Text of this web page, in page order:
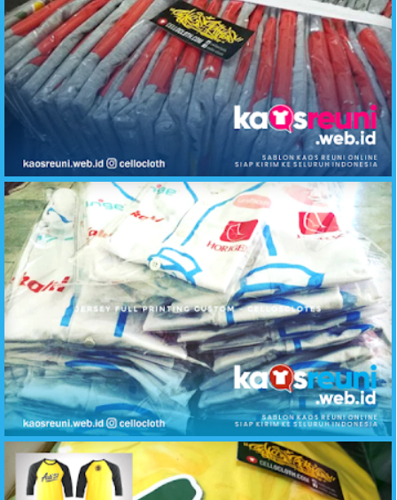
Produksi Baju Reuni Jersey Baseball Full Printing - Kaos Reuni